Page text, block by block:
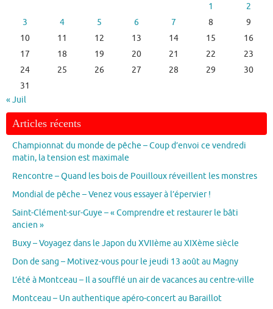
1
2
3
4 5 6 7 8
9
10
11 12 13 14 15
16
17
18 19 20 21 22
23
24
25 26 27 28 29
30
31
« Juil
Articles récents
Championnat du monde de pêche – Coup d’envoi ce vendredi
matin, la tension est maximale
Rencontre – Quand les bois de Pouilloux réveillent les monstres
Mondial de pêche – Venez vous essayer à l’épervier !
Saint-Clément-sur-Guye – « Comprendre et restaurer le bâti
ancien »
Buxy – Voyagez dans le Japon du XVIIème au XIXème siècle
Don de sang – Motivez-vous pour le jeudi 13 août au Magny
L’été à Montceau – Il a soufflé un air de vacances au centre-ville
Montceau – Un authentique apéro-concert au Baraillot